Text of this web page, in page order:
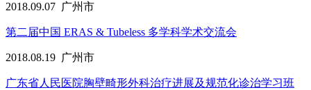
2018.09.07 广州市
第二届中国 ERAS & Tubeless 多学科学术交流会
2018.08.19 广州市
广东省人民医院胸壁畸形外科治疗进展及规范化诊治学习班